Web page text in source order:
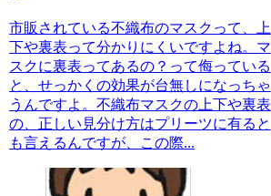
市販されている不織布のマスクって、上
下や裏表って分かりにくいですよね。マ
スクに裏表ってあるの？って侮っている
と、せっかくの効果が台無しになっちゃ
うんですよ。不織布マスクの上下や裏表
の、正しい見分け方はプリーツに有ると
も言えるんですが、この際...